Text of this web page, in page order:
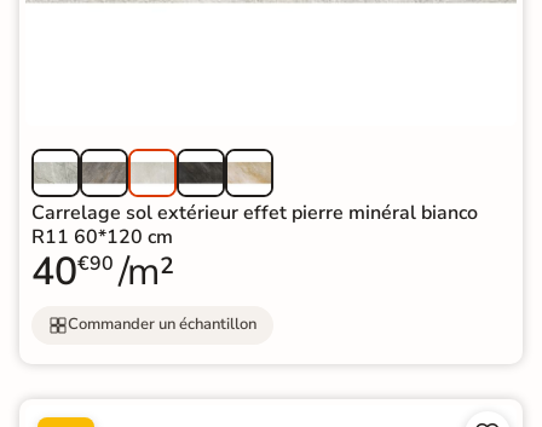
Carrelage sol extérieur effet pierre minéral bianco
R11 60*120 cm
40€90 /m²
Commander un échantillon